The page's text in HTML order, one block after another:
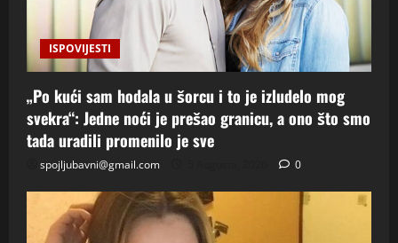
ISPOVIJESTI
„Po kući sam hodala u šorcu i to je izludelo mog
svekra“: Jedne noći je prešao granicu, a ono što smo
tada uradili promenilo je sve
spojljubavni@gmail.com 0